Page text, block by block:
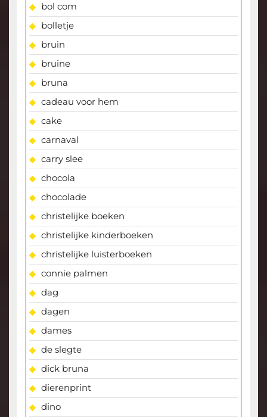
bol com
bolletje
bruin
bruine
bruna
cadeau voor hem
cake
carnaval
carry slee
chocola
chocolade
christelijke boeken
christelijke kinderboeken
christelijke luisterboeken
connie palmen
dag
dagen
dames
de slegte
dick bruna
dierenprint
dino